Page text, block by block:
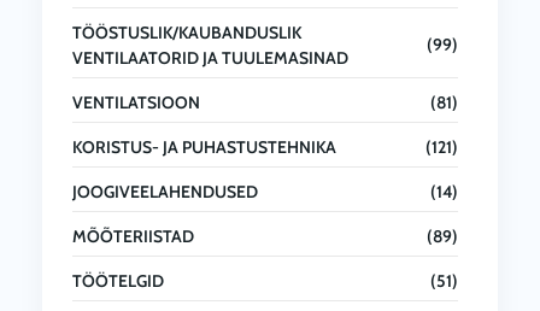
TÖÖSTUSLIK/KAUBANDUSLIK
VENTILAATORID JA TUULEMASINAD
(99)
VENTILATSIOON (81)
KORISTUS- JA PUHASTUSTEHNIKA (121)
JOOGIVEELAHENDUSED (14)
MÕÕTERIISTAD (89)
TÖÖTELGID (51)